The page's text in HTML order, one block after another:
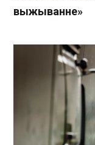
выжыванне»